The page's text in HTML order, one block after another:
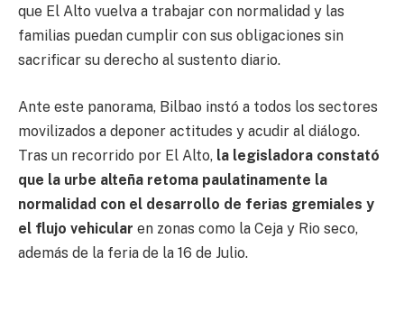
que El Alto vuelva a trabajar con normalidad y las
familias puedan cumplir con sus obligaciones sin
sacrificar su derecho al sustento diario.
Ante este panorama, Bilbao instó a todos los sectores
movilizados a deponer actitudes y acudir al diálogo.
Tras un recorrido por El Alto, la legisladora constató
que la urbe alteña retoma paulatinamente la
normalidad con el desarrollo de ferias gremiales y
el flujo vehicular en zonas como la Ceja y Rio seco,
además de la feria de la 16 de Julio.